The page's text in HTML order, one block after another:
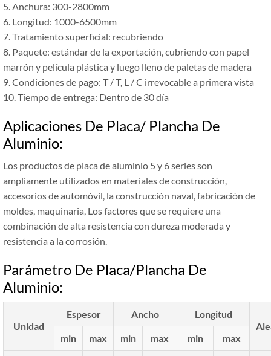
5. Anchura: 300-2800mm
6. Longitud: 1000-6500mm
7. Tratamiento superficial: recubriendo
8. Paquete: estándar de la exportación, cubriendo con papel
marrón y película plástica y luego lleno de paletas de madera
9. Condiciones de pago: T / T, L / C irrevocable a primera vista
10. Tiempo de entrega: Dentro de 30 día
Aplicaciones De Placa/ Plancha De
Aluminio:
Los productos de placa de aluminio 5 y 6 series son
ampliamente utilizados en materiales de construcción,
accesorios de automóvil, la construcción naval, fabricación de
moldes, maquinaria, Los factores que se requiere una
combinación de alta resistencia con dureza moderada y
resistencia a la corrosión.
Parámetro De Placa/Plancha De
Aluminio:
Unidad
Espesor Ancho
Longitud
min
max min max min max